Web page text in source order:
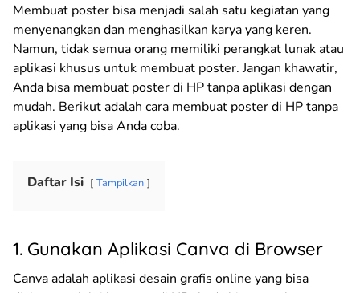
Membuat poster bisa menjadi salah satu kegiatan yang
menyenangkan dan menghasilkan karya yang keren.
Namun, tidak semua orang memiliki perangkat lunak atau
aplikasi khusus untuk membuat poster. Jangan khawatir,
Anda bisa membuat poster di HP tanpa aplikasi dengan
mudah. Berikut adalah cara membuat poster di HP tanpa
aplikasi yang bisa Anda coba.
Daftar Isi Tampilkan
1. Gunakan Aplikasi Canva di Browser
Canva adalah aplikasi desain grafis online yang bisa